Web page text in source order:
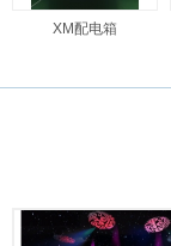
XM配电箱